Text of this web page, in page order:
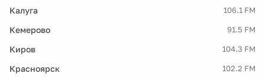
Калуга 106.1 FM
Кемерово 91.5 FM
Киров 104.3 FM
Красноярск 102.2 FM